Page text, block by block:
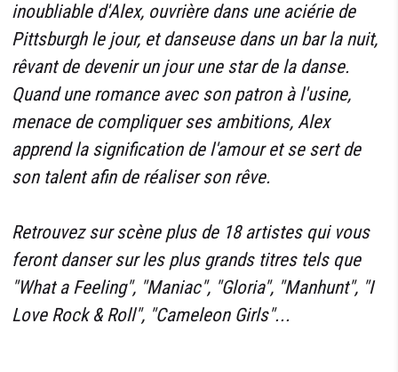
inoubliable d'Alex, ouvrière dans une aciérie de
Pittsburgh le jour, et danseuse dans un bar la nuit,
rêvant de devenir un jour une star de la danse.
Quand une romance avec son patron à l'usine,
menace de compliquer ses ambitions, Alex
apprend la signification de l'amour et se sert de
son talent afin de réaliser son rêve.
Retrouvez sur scène plus de 18 artistes qui vous
feront danser sur les plus grands titres tels que
"What a Feeling", "Maniac", "Gloria", "Manhunt", "I
Love Rock & Roll", "Cameleon Girls"...